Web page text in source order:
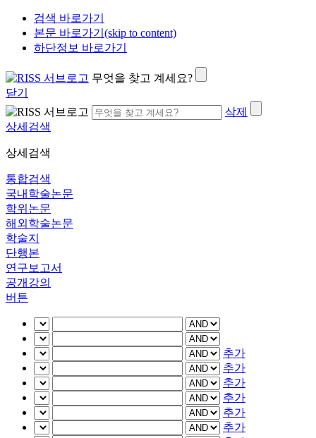
검색 바로가기
본문 바로가기(skip to content)
하단정보 바로가기
무엇을 찾고 계세요?
닫기
삭제
상세검색
상세검색
통합검색
국내학술논문
학위논문
해외학술논문
학술지
단행본
연구보고서
공개강의
버튼
추가
추가
추가
추가
추가
추가